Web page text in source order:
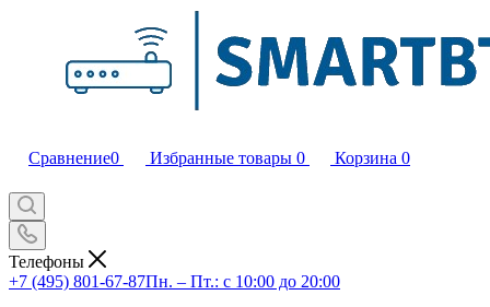
Сравнение0 Избранные товары 0 Корзина 0
Телефоны
+7 (495) 801-67-87Пн. – Пт.: с 10:00 до 20:00